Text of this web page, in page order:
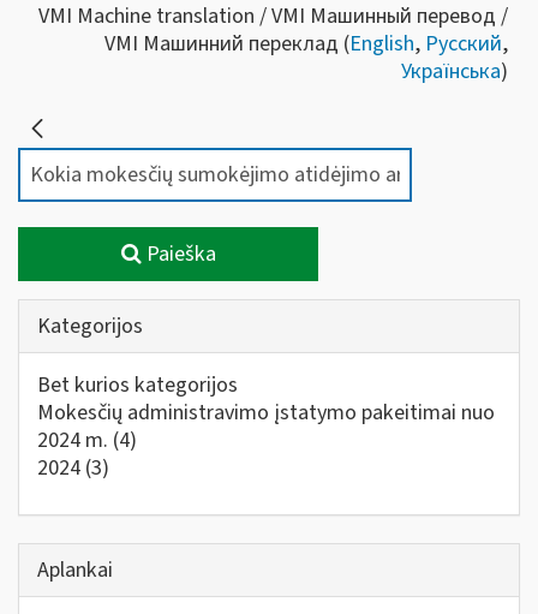
VMI Machine translation / VMI Машинный перевод /
VMI Машинний переклад (English, Русский,
Українська)
Paieška
Kategorijos
Bet kurios kategorijos
Mokesčių administravimo įstatymo pakeitimai nuo
2024 m. (4)
2024 (3)
Aplankai